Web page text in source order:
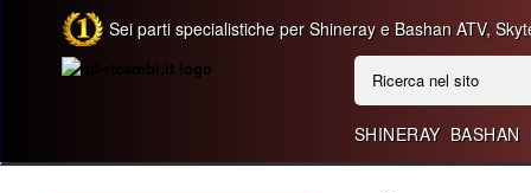
Sei parti specialistiche per Shineray e Bashan ATV,
SHINERAY BASHAN